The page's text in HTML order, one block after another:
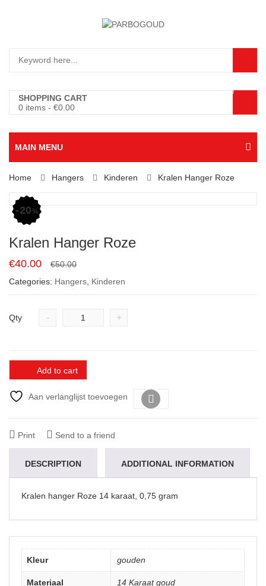
SHOPPING CART
0 items - €0.00
0
MAIN MENU
Home Hangers Kinderen Kralen Hanger Roze
20%
Kralen Hanger Roze
€50.00Original
price
€40.00
Current
price
Categories: Hangers, Kinderen
Qty - +
Add to cart
Aan verlanglijst toevoegen
Print Send to a friend
DESCRIPTION ADDITIONAL INFORMATION
Kralen hanger Roze 14 karaat, 0,75 gram
Kleur gouden
Materiaal 14 Karaat goud